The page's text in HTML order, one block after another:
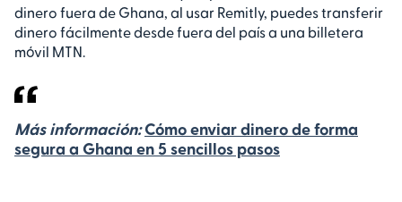
dinero fuera de Ghana, al usar Remitly, puedes transferir
dinero fácilmente desde fuera del país a una billetera
móvil MTN.
Más información:Cómo enviar dinero de forma
segura a Ghana en 5 sencillos pasos